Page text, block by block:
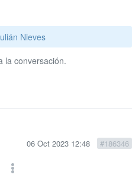
Nieves
la conversación.
06 Oct 2023 12:48 #186346